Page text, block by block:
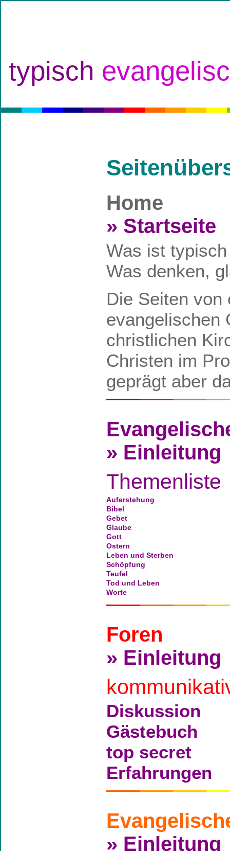
typisch
Home
» Startseite
Was ist
Was denken,
Die Seiten von
evangelischen
christlichen
Christen im
geprägt aber
» Einleitung
Themenliste
Auferstehung
Bibel
Gebet
Glaube
Gott
Ostern
Leben und Sterben
Schöpfung
Teufel
Tod und Leben
Worte
Foren
» Einleitung
Diskussion
Gästebuch
top secret
Erfahrungen
» Einleitung